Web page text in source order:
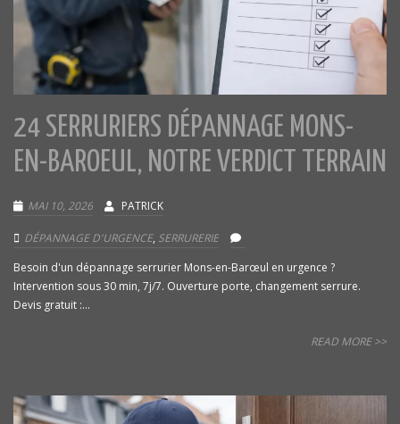
24 SERRURIERS DÉPANNAGE MONS-
EN-BAROEUL, NOTRE VERDICT TERRAIN
MAI 10, 2026 PATRICK
DÉPANNAGE D'URGENCE, SERRURERIE
Besoin d'un dépannage serrurier Mons-en-Barœul en urgence ?
Intervention sous 30 min, 7j/7. Ouverture porte, changement serrure.
Devis gratuit :...
READ MORE >>